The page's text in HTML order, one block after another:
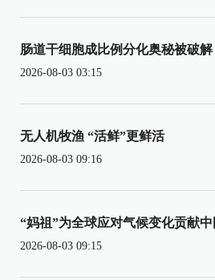
肠道干细胞成比例分化奥秘被破解
2026-08-03 03:15
无人机牧渔 “活鲜”更鲜活
2026-08-03 09:16
“妈祖”为全球应对气候变化贡献
2026-08-03 09:15